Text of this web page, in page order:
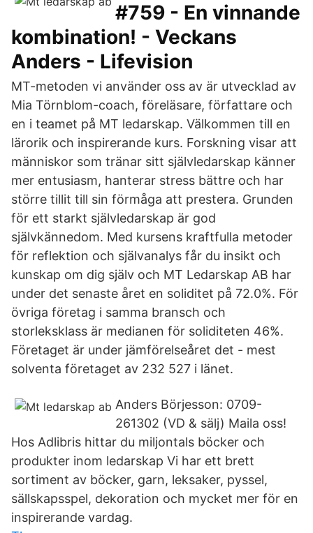
#759 - En vinnande
kombination! - Veckans
Anders - Lifevision
MT-metoden vi använder oss av är utvecklad av
Mia Törnblom-coach, föreläsare, författare och
en i teamet på MT ledarskap. Välkommen till en
lärorik och inspirerande kurs. Forskning visar att
människor som tränar sitt självledarskap känner
mer entusiasm, hanterar stress bättre och har
större tillit till sin förmåga att prestera. Grunden
för ett starkt självledarskap är god
självkännedom. Med kursens kraftfulla metoder
för reflektion och självanalys får du insikt och
kunskap om dig själv och MT Ledarskap AB har
under det senaste året en soliditet på 72.0%. För
övriga företag i samma bransch och
storleksklass är medianen för soliditeten 46%.
Företaget är under jämförelseåret det - mest
solventa företaget av 232 527 i länet.
Anders Börjesson: 0709-
261302 (VD & sälj) Maila oss!
Hos Adlibris hittar du miljontals böcker och
produkter inom ledarskap Vi har ett brett
sortiment av böcker, garn, leksaker, pyssel,
sällskapsspel, dekoration och mycket mer för en
inspirerande vardag.